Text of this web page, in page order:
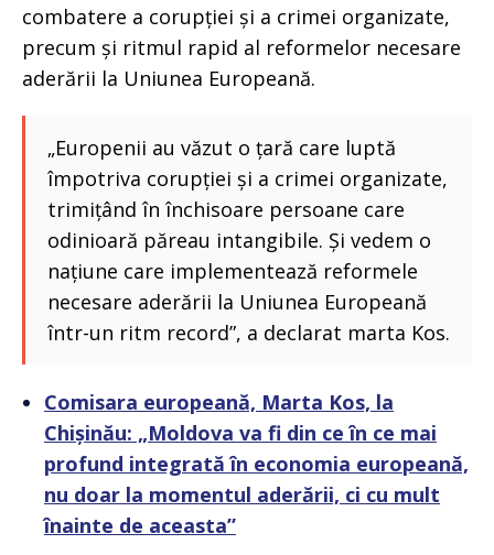
combatere a corupției și a crimei organizate,
precum și ritmul rapid al reformelor necesare
aderării la Uniunea Europeană.
„Europenii au văzut o țară care luptă
împotriva corupției și a crimei organizate,
trimițând în închisoare persoane care
odinioară păreau intangibile. Și vedem o
națiune care implementează reformele
necesare aderării la Uniunea Europeană
într-un ritm record”, a declarat marta Kos.
Comisara europeană, Marta Kos, la
Chișinău: „Moldova va fi din ce în ce mai
profund integrată în economia europeană,
nu doar la momentul aderării, ci cu mult
înainte de aceasta”